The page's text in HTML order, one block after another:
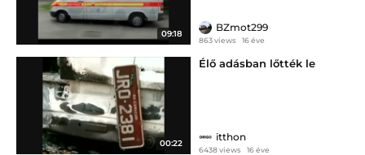
09:18
BZmot299
863 views 16 éve
00:22
Élő adásban lőtték le
itthon
6438 views 16 éve